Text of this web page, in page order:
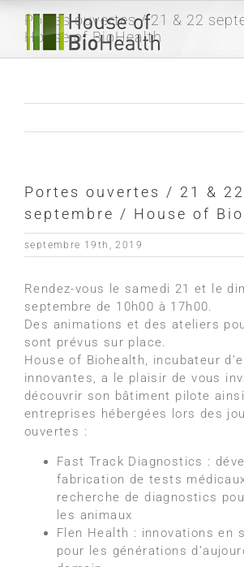
contenu
Portes ouvertes / 21 & 22
House of BioHealth
Portes ouvertes / 21 & 22
septembre / House of
septembre 19th, 2019
Rendez-vous le samedi 21 et le
septembre de 10h00 à 17h00.
Des animations et des ateliers
sont prévus sur place.
House of Biohealth, incubateur
innovantes, a le plaisir de vous
découvrir son bâtiment pilote
entreprises hébergées lors des
ouvertes :
Fast Track Diagnostics :
fabrication de tests
recherche de diagnostics
les animaux
Flen Health : innovations en
pour les générations